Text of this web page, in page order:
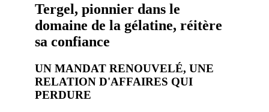
Tergel, pionnier dans le
domaine de la gélatine, réitère
sa confiance
UN MANDAT RENOUVELÉ, UNE
RELATION D'AFFAIRES QUI
PERDURE